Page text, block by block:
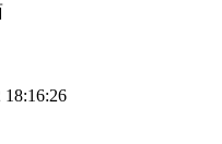
18:16:26